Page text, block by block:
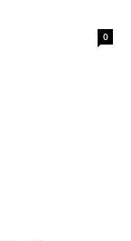
0